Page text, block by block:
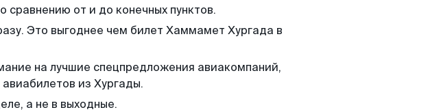
от и до конечных пунктов.
Это выгоднее чем билет Хаммамет Хургада в
на лучшие спецпредложения авиакомпаний,
из Хургады.
а не в выходные.